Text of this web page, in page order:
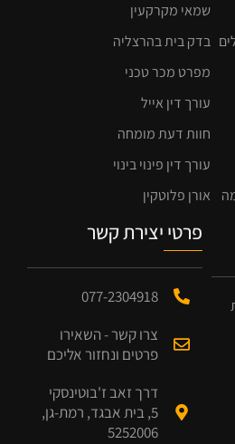
שמאי מקרקעין
בדק בית בהרצליה
מפרט מכר טכני
עורך דין אייל
חוות דעת מומחה
עורך דין פינוי בינוי
אורן פלוטקין
פרטי יצירת קשר
077-2304918
צרו קשר - השאירו
פרטים ונחזור אליכם
דרך זאב ז'בוטינסקי
5, בית אבגד, רמת-גן,
5252006